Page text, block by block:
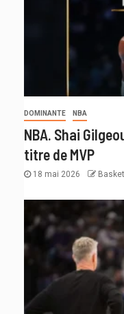
DOMINANTE NBA
NBA. Shai
titre de MVP
18 mai 2026